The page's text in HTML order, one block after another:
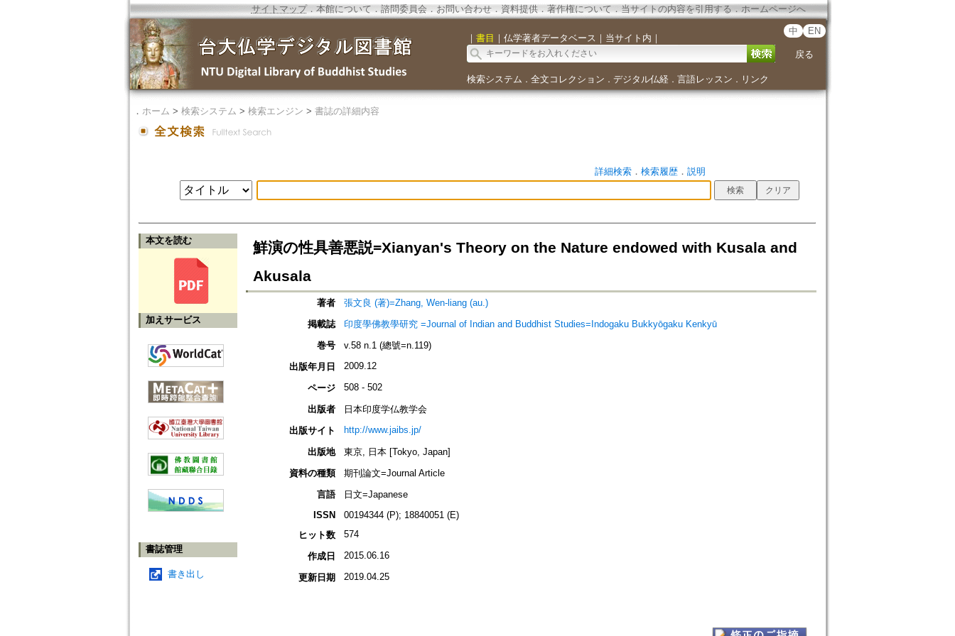
サイトマップ．本館について ． 諮問委員会． お問い合わせ． 資料提供． 著作権について．当サイトの内容を引用する ． ホームページへ
｜ 書目 ｜ 仏学著者データベース ｜ 当サイト内 ｜
中 EN
戻る
検索システム ． 全文コレクション ． デジタル仏経． 言語レッスン ． リンク
． ホーム > 検索システム > 検索エンジン > 書誌の詳細内容
詳細検索． 検索履歴． 説明
本文を読む
加えサービス
書誌管理
書き出し
鮮演の性具善悪説=Xianyan's Theory on the Nature endowed with Kusala and
Akusala
著者
張文良 (著)=Zhang, Wen-liang (au.)
掲載誌
印度學佛教學研究 =Journal of Indian and Buddhist Studies=Indogaku Bukkyōgaku Kenkyū
巻号
v.58 n.1 (總號=n.119)
出版年月日
2009.12
ページ 508 - 502
出版者
日本印度学仏教学会
出版サイト
http://www.jaibs.jp/
出版地
東京, 日本 [Tokyo, Japan]
資料の種類
期刊論文=Journal Article
言語
日文=Japanese
ISSN
00194344 (P); 18840051 (E)
ヒット数
574
作成日 2015.06.16
更新日期 2019.04.25